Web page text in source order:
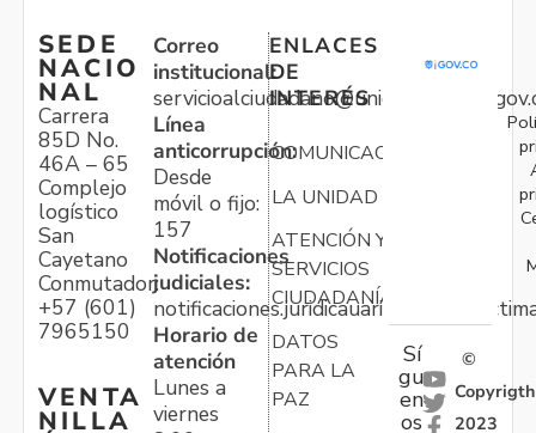
SEDE
NACIO
NAL
Carrera
85D No.
46A – 65
Complejo
logístico
San
Cayetano
Conmutador:
+57 (601)
7965150
VENTA
NILLA
Correo
institucional:
Línea
anticorrupción:
Desde
móvil o fijo:
157
Notificaciones
judiciales:
Horario de
atención
Lunes a
viernes
ENLACES
DE
INTERÉS
COMUNICACIONES
LA UNIDAD
ATENCIÓN Y
SERVICIOS
CIUDADANÍA
DATOS
PARA LA
PAZ
Sí
gu
en
os
©
Copyrigth
2023